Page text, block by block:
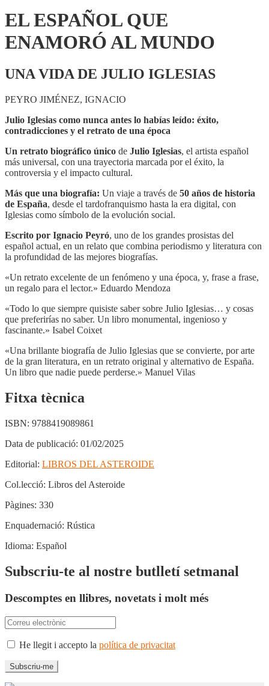
EL ESPAÑOL QUE
ENAMORÓ AL MUNDO
UNA VIDA DE JULIO IGLESIAS
PEYRO JIMÉNEZ, IGNACIO
Julio Iglesias como nunca antes lo habías leído: éxito,
contradicciones y el retrato de una época
Un retrato biográfico único de Julio Iglesias, el artista español
más universal, con una trayectoria marcada por el éxito, la
controversia y el impacto cultural.
Más que una biografía: Un viaje a través de 50 años de historia
de España, desde el tardofranquismo hasta la era digital, con
Iglesias como símbolo de la evolución social.
Escrito por Ignacio Peyró, uno de los grandes prosistas del
español actual, en un relato que combina periodismo y literatura con
la profundidad de las mejores biografías.
«Un retrato excelente de un fenómeno y una época, y, frase a frase,
un regalo para el lector.» Eduardo Mendoza
«Todo lo que siempre quisiste saber sobre Julio Iglesias… y cosas
que preferirías no saber. Un libro monumental, ingenioso y
fascinante.» Isabel Coixet
«Una brillante biografía de Julio Iglesias que se convierte, por arte
de la gran literatura, en un retrato original y alternativo de España.
Un libro que nadie puede perderse.» Manuel Vilas
Fitxa tècnica
ISBN: 9788419089861
Data de publicació: 01/02/2025
Editorial: LIBROS DEL ASTEROIDE
Col.lecció: Libros del Asteroide
Pàgines: 330
Enquadernació: Rústica
Idioma: Español
Subscriu-te al nostre butlletí setmanal
Descomptes en llibres, novetats i molt més
He llegit i accepto la política de privacitat